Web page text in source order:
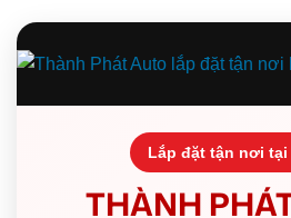
Lắp đặt tận nơi tại
THÀNH